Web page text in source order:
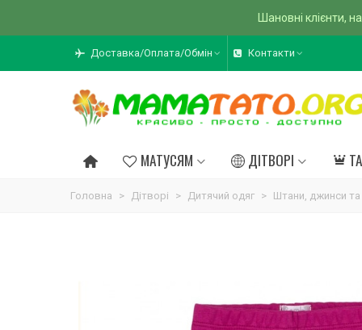
Шановні клієнти,
Доставка/Оплата/Обмін Контакти
МАТУСЯМ ДІТВОРІ
Головна > Дітворі > Дитячий одяг > Штани, джинси та